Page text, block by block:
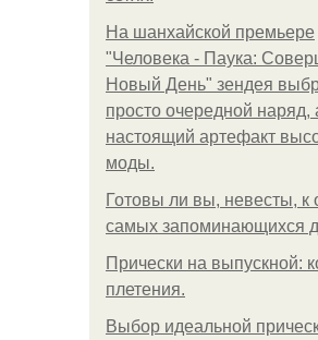
На шанхайской премьере
"Человека - Паука:
Новый День" зендея
просто очередной наряд,
настоящий артефакт
моды.
Готовы ли вы, невесты, к
самых запоминающихся
Прически на выпускной:
плетения.
Выбор идеальной